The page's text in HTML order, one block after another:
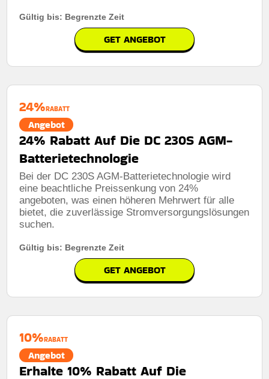
Gültig bis: Begrenzte Zeit
GET ANGEBOT
24%RABATT
Angebot
24% Rabatt Auf Die DC 230S AGM-
Batterietechnologie
Bei der DC 230S AGM-Batterietechnologie wird
eine beachtliche Preissenkung von 24%
angeboten, was einen höheren Mehrwert für alle
bietet, die zuverlässige Stromversorgungslösungen
suchen.
Gültig bis: Begrenzte Zeit
GET ANGEBOT
10%RABATT
Angebot
Erhalte 10% Rabatt Auf Die